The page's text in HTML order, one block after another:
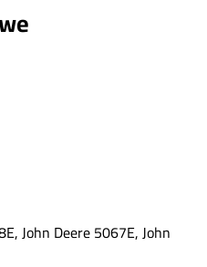
John Deere 5067E, John